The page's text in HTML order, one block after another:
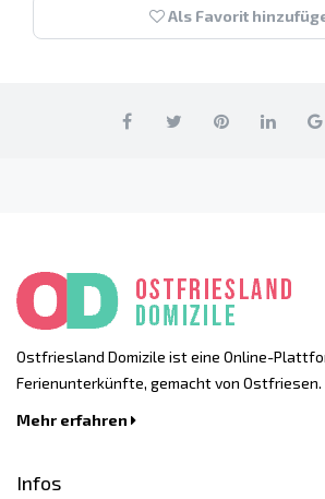
Als Favorit
Ostfriesland Domizile ist eine Online-
Ferienunterkünfte, gemacht von Ostfriesen.
Mehr erfahren
Infos